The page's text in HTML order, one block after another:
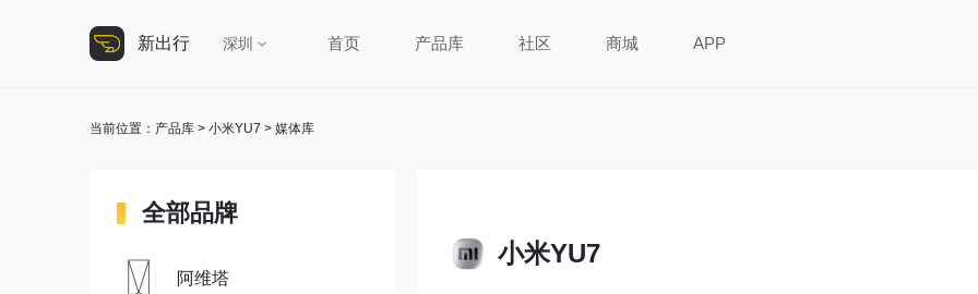
新出行 深圳 首页 产品库 社区 商城 APP
当前位置： 产品库 > 小米YU7 > 媒体库
全部品牌
阿维塔
小米YU7